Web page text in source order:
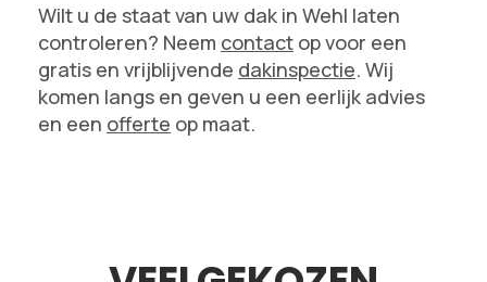
Wilt u de staat van uw dak in Wehl laten
controleren? Neem contact op voor een
gratis en vrijblijvende dakinspectie. Wij
komen langs en geven u een eerlijk advies
en een offerte op maat.